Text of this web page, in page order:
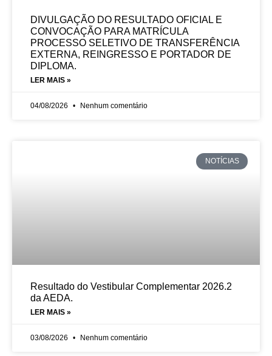
DIVULGAÇÃO DO RESULTADO OFICIAL E
CONVOCAÇÃO PARA MATRÍCULA
PROCESSO SELETIVO DE TRANSFERÊNCIA
EXTERNA, REINGRESSO E PORTADOR DE
DIPLOMA.
LER MAIS »
04/08/2026 Nenhum comentário
NOTÍCIAS
Resultado do Vestibular Complementar 2026.2
da AEDA.
LER MAIS »
03/08/2026 Nenhum comentário